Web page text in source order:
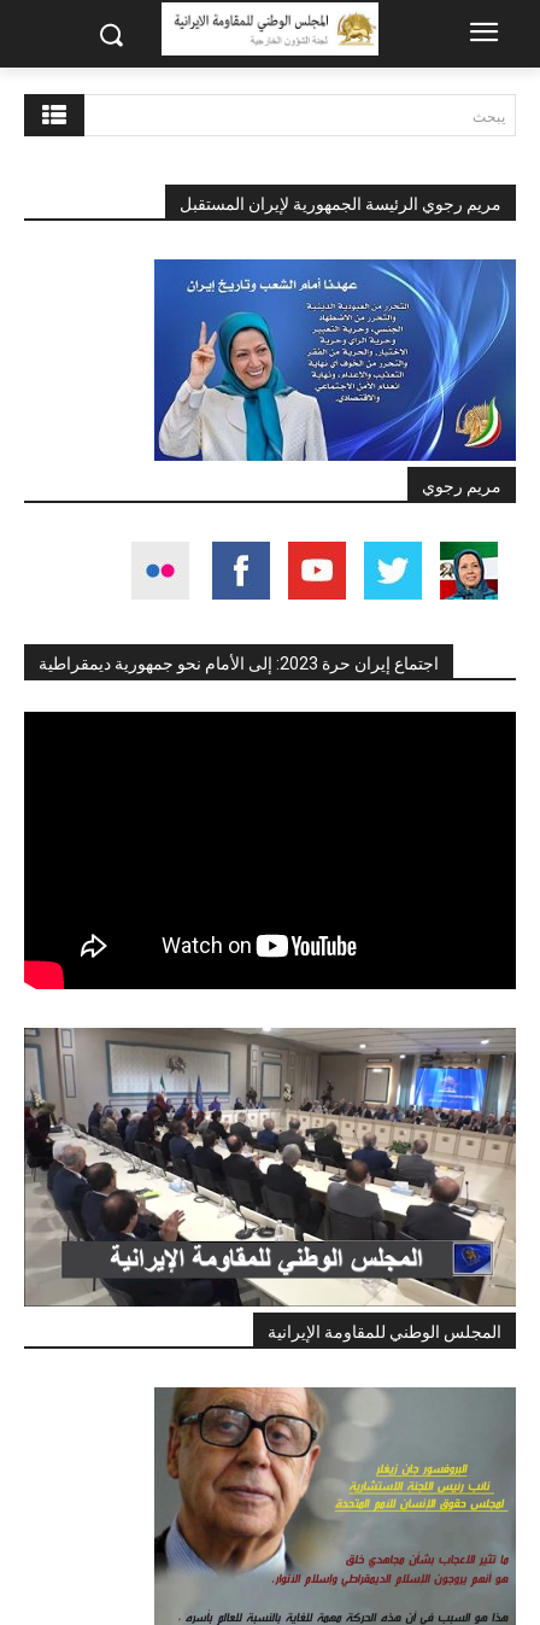
يبحث
مريم رجوي الرئيسة الجمهورية لإيران المستقبل
مريم رجوي
اجتماع إيران حرة 2023: إلى الأمام نحو جمهورية ديمقراطية
المجلس الوطني للمقاومة الإيرانية